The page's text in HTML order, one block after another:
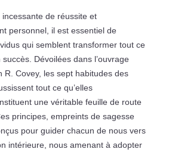
de réussite et
personnel, il est essentiel de
qui semblent transformer tout ce
succès. Dévoilées dans l’ouvrage
R. Covey, les sept habitudes des
tout ce qu’elles
une véritable feuille de route
principes, empreints de sagesse
pour guider chacun de nous vers
intérieure, nous amenant à adopter